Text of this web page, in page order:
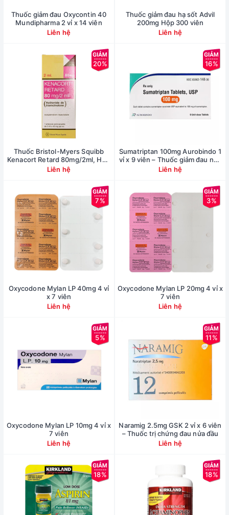
Thuốc giảm đau Oxycontin 40
Mundipharma 2 vỉ x 14 viên
Liên hệ
Thuốc giảm đau hạ sốt Advil
200mg Hộp 300 viên
Liên hệ
20%
Thuốc Bristol-Myers Squibb
Kenacort Retard 80mg/2ml, Hộp
1 lọ
Liên hệ
16%
Sumatriptan 100mg Aurobindo 1
vỉ x 9 viên – Thuốc giảm đau nửa
đầu
Liên hệ
7%
Oxycodone Mylan LP 40mg 4 vỉ
x 7 viên
Liên hệ
3%
Oxycodone Mylan LP 20mg 4 vỉ x
7 viên
Liên hệ
5%
Oxycodone Mylan LP 10mg 4 vỉ x
7 viên
Liên hệ
11%
Naramig 2.5mg GSK 2 vỉ x 6 viên
– Thuốc trị chứng đau nửa đầu
Liên hệ
18% 18%